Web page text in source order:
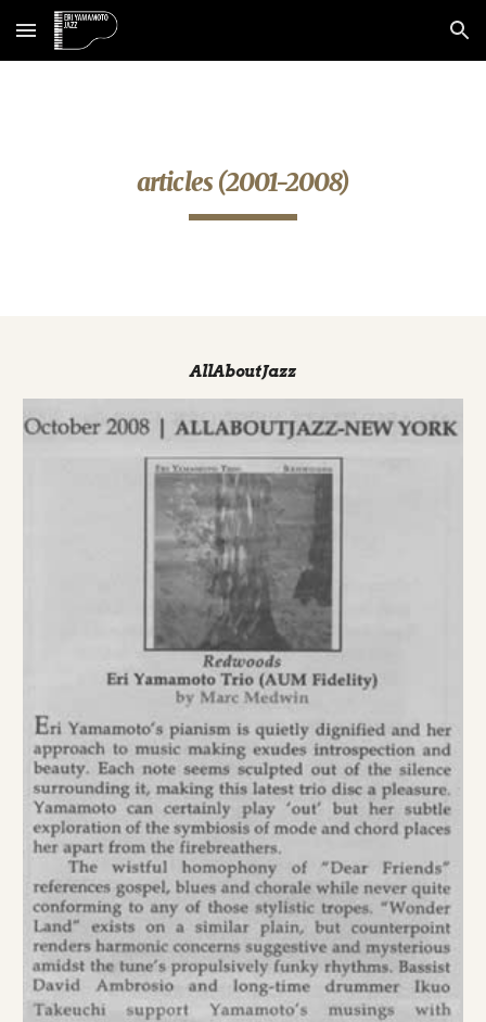
Skip to main content Skip to navigation
articles (2001-2008)
AllAboutJazz